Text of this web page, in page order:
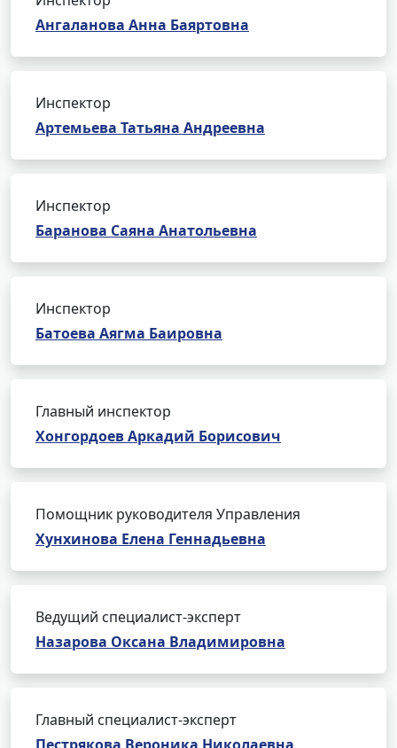
Ангаланова Анна Баяртовна
Инспектор
Артемьева Татьяна Андреевна
Инспектор
Баранова Саяна Анатольевна
Инспектор
Батоева Аягма Баировна
Главный инспектор
Хонгордоев Аркадий Борисович
Помощник руководителя Управления
Хунхинова Елена Геннадьевна
Ведущий специалист-эксперт
Назарова Оксана Владимировна
Главный специалист-эксперт